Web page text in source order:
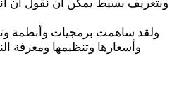
وبتعريف بسيط يمكن أن نقول أن
ولقد ساهمت برمجيات وأنظمة
وأسعارها وتنظيمها ومعرفة